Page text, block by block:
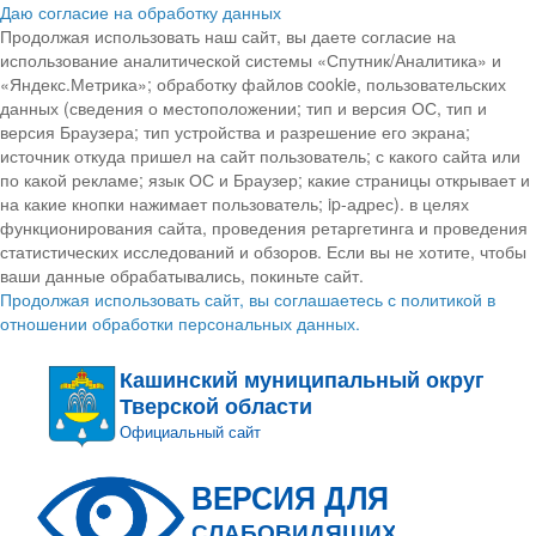
Даю согласие на обработку данных
Продолжая использовать наш сайт, вы даете согласие на
использование аналитической системы «Спутник/Аналитика» и
«Яндекс.Метрика»; обработку файлов cookie, пользовательских
данных (сведения о местоположении; тип и версия ОС, тип и
версия Браузера; тип устройства и разрешение его экрана;
источник откуда пришел на сайт пользователь; с какого сайта или
по какой рекламе; язык ОС и Браузер; какие страницы открывает и
на какие кнопки нажимает пользователь; ip-адрес). в целях
функционирования сайта, проведения ретаргетинга и проведения
статистических исследований и обзоров. Если вы не хотите, чтобы
ваши данные обрабатывались, покиньте сайт.
Продолжая использовать сайт, вы соглашаетесь с политикой в
отношении обработки персональных данных.